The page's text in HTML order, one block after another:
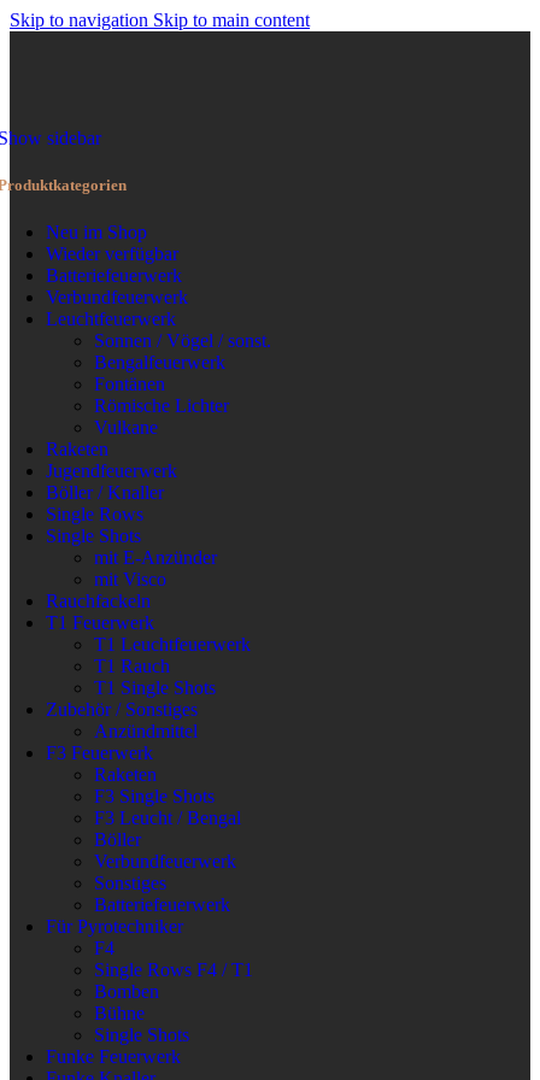
Skip to navigation Skip to main content
sidebar
Neu im Shop
Wieder verfügbar
Batteriefeuerwerk
Verbundfeuerwerk
Leuchtfeuerwerk
Sonnen / Vögel / sonst.
Bengalfeuerwerk
Fontänen
Römische Lichter
Vulkane
Raketen
Jugendfeuerwerk
Böller / Knaller
Single Rows
Single Shots
mit E-Anzünder
mit Visco
Rauchfackeln
T1 Feuerwerk
T1 Leuchtfeuerwerk
T1 Rauch
T1 Single Shots
Zubehör / Sonstiges
Anzündmittel
F3 Feuerwerk
Raketen
F3 Single Shots
F3 Leucht / Bengal
Böller
Verbundfeuerwerk
Sonstiges
Batteriefeuerwerk
Für Pyrotechniker
F4
Single Rows F4 / T1
Bomben
Bühne
Single Shots
Funke Feuerwerk